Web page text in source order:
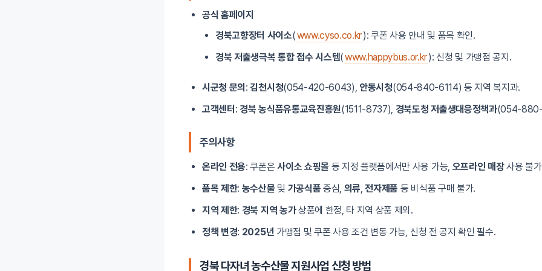
공식 홈페이지
경북고향장터 사이소(www.cyso.co.kr): 쿠폰 사용 안내 및 품목 확인.
경북 저출생극복 통합 접수 시스템(www.happybus.or.kr): 신청 및 가맹점 공지.
시군청 문의 :김천시청(054-420-6043), 안동시청(054-840-6114) 등 지역 복지과.
고객센터 :경북 농식품유통교육진흥원(1511-8737), 경북도청 저출생대응정책과(054-
주의사항
온라인 전용: 쿠폰은사이소 쇼핑몰 등 지정 플랫폼에서만 사용 가능, 오프라인 매장사용 불
품목 제한: 농수산물 및 가공식품 중심, 의류,전자제품 등 비식품 구매 불가.
지역 제한: 경북 지역 농가상품에 한정, 타 지역 상품 제외.
정책 변경: 2025년 가맹점 및 쿠폰 사용 조건 변동 가능, 신청 전 공지 확인 필수.
경북 다자녀 농수산물 지원사업 신청 방법